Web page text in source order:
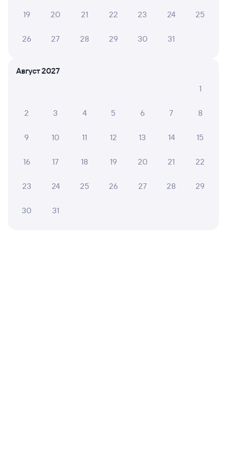
А ещё здесь можно найти
19 20 21 22 23 24 25
26 27 28 29 30 31
Август 2027
1
2 3 4 5 6 7 8
9 10 11 12 13 14 15
16 17 18 19 20 21 22
23 24 25 26 27 28 29
30 31